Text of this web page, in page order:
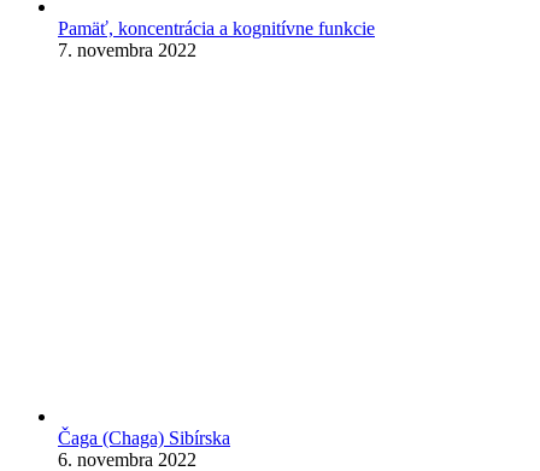
Pamäť, koncentrácia a kognitívne funkcie
7. novembra 2022
Čaga (Chaga) Sibírska
6. novembra 2022